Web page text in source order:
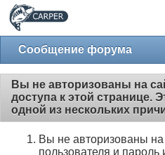
Сообщение форума
Вы не авторизованы на
доступа к этой странице.
одной из нескольких
Вы не авторизованы
пользователя и